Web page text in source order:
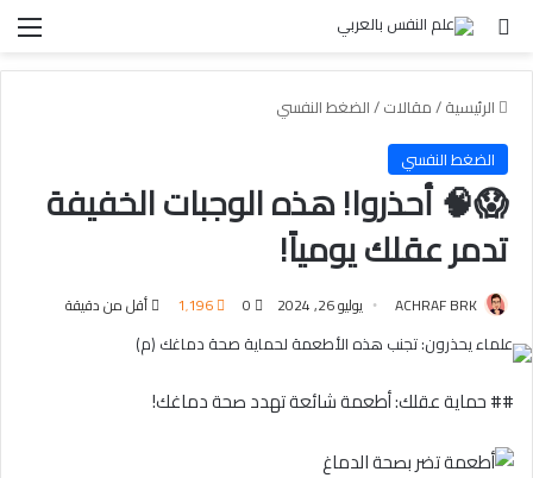
بحث عن
الرئيسية/مقالات/الضغط النفسي
الضغط النفسي
😱🧠 أحذروا! هذه الوجبات الخفيفة
تدمر عقلك يومياً!
ACHRAF BRK يوليو 26, 2024 0 1٬196 أقل من دقيقة
## حماية عقلك: أطعمة شائعة تهدد صحة دماغك!